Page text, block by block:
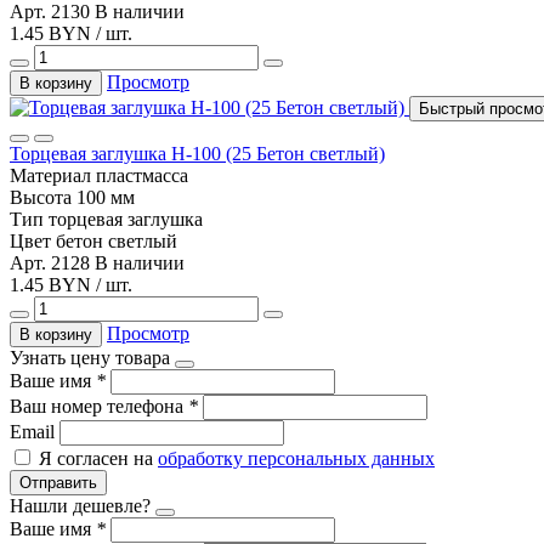
Арт. 2130 В наличии
1.45 BYN / шт.
В корзину Просмотр
Быстрый
Торцевая заглушка Н-100 (25 Бетон светлый)
Материал пластмасса
Высота 100 мм
Тип торцевая заглушка
Цвет бетон светлый
Арт. 2128 В наличии
1.45 BYN / шт.
В корзину
Просмотр
Узнать цену товара
Ваше имя *
Ваш номер телефона *
Email
Я согласен на обработку персональных данных
Отправить
Нашли дешевле?
Ваше имя *